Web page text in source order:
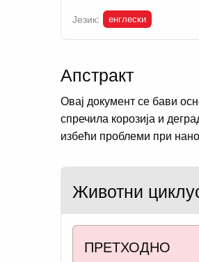
Језик: енглески
Апстракт
Овај документ се бави
спречила корозија и
избећи проблеми при
Животни
ПРЕТХОДНО